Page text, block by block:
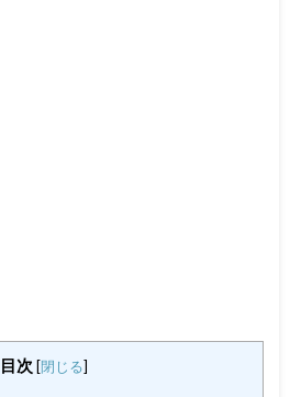
目次 [閉じる]